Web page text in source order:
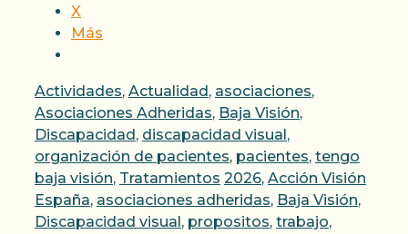
X
Más
Categorías
Actividades, Actualidad , asociaciones,
Asociaciones Adheridas, Baja Visión,
Discapacidad , discapacidad visual ,
organización de pacientes, pacientes, tengo
baja visión, Tratamientos Etiquetas
2026, Acción Visión
España, asociaciones adheridas, Baja Visión,
Discapacidad visual , propositos, trabajo,